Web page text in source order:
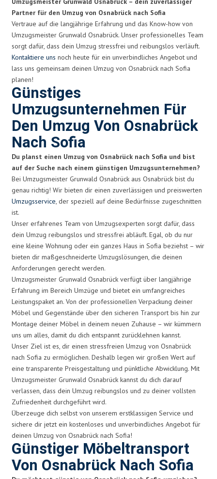
Partner für den Umzug von Osnabrück nach Sofia
Vertraue auf die langjährige Erfahrung und das Know-how von
Umzugsmeister Grunwald Osnabrück. Unser professionelles Team
sorgt dafür, dass dein Umzug stressfrei und reibungslos verläuft.
Kontaktiere uns noch heute für ein unverbindliches Angebot und
lass uns gemeinsam deinen Umzug von Osnabrück nach Sofia
planen!
Günstiges
Umzugsunternehmen Für
Den Umzug Von Osnabrück
Nach Sofia
Du planst einen Umzug von Osnabrück nach Sofia und bist
auf der Suche nach einem günstigen Umzugsunternehmen?
Bei Umzugsmeister Grunwald Osnabrück aus Osnabrück bist du
genau richtig! Wir bieten dir einen zuverlässigen und preiswerten
Umzugsservice, der speziell auf deine Bedürfnisse zugeschnitten
ist.
Unser erfahrenes Team von Umzugsexperten sorgt dafür, dass
dein Umzug reibungslos und stressfrei abläuft. Egal, ob du nur
eine kleine Wohnung oder ein ganzes Haus in Sofia beziehst – wir
bieten dir maßgeschneiderte Umzugslösungen, die deinen
Anforderungen gerecht werden.
Umzugsmeister Grunwald Osnabrück verfügt über langjährige
Erfahrung im Bereich Umzüge und bietet ein umfangreiches
Leistungspaket an. Von der professionellen Verpackung deiner
Möbel und Gegenstände über den sicheren Transport bis hin zur
Montage deiner Möbel in deinem neuen Zuhause – wir kümmern
uns um alles, damit du dich entspannt zurücklehnen kannst.
Unser Ziel ist es, dir einen stressfreien Umzug von Osnabrück
nach Sofia zu ermöglichen. Deshalb legen wir großen Wert auf
eine transparente Preisgestaltung und pünktliche Abwicklung. Mit
Umzugsmeister Grunwald Osnabrück kannst du dich darauf
verlassen, dass dein Umzug reibungslos und zu deiner vollsten
Zufriedenheit durchgeführt wird.
Überzeuge dich selbst von unserem erstklassigen Service und
sichere dir jetzt ein kostenloses und unverbindliches Angebot für
deinen Umzug von Osnabrück nach Sofia!
Günstiger Möbeltransport
Von Osnabrück Nach Sofia